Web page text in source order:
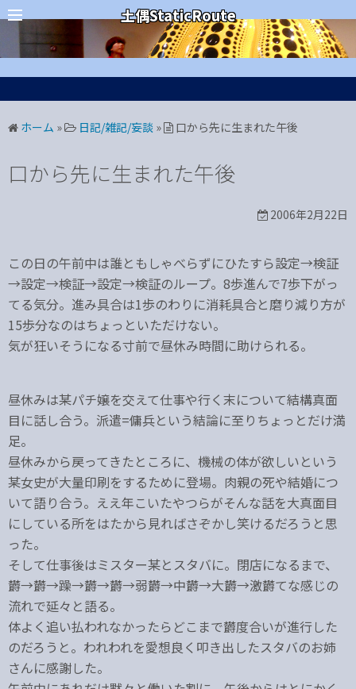
コ
ン
ス
ッ
土偶StaticRoute
カテゴリー
ホーム » 日記/雑記/妄談 » 口から先に生まれた午後
口から先に生まれた午後
2006年2月22日
この日の午前中は誰ともしゃべらずにひたすら設定→検証
→設定→検証→設定→検証のループ。8歩進んで7歩下がっ
てる気分。進み具合は1歩のわりに消耗具合と磨り減り方が
15歩分なのはちょっといただけない。
気が狂いそうになる寸前で昼休み時間に助けられる。
昼休みは某パチ嬢を交えて仕事や行く末について結構真面
目に話し合う。派遣=傭兵という結論に至りちょっとだけ満
足。
昼休みから戻ってきたところに、機械の体が欲しいという
某女史が大量印刷をするために登場。肉親の死や結婚につ
いて語り合う。ええ年こいたやつらがそんな話を大真面目
にしている所をはたから見ればさぞかし笑けるだろうと思
った。
そして仕事後はミスター某とスタバに。閉店になるまで、
欝→欝→躁→欝→欝→弱欝→中欝→大欝→激欝てな感じの
流れで延々と語る。
体よく追い払われなかったらどこまで欝度合いが進行した
のだろうと。われわれを愛想良く叩き出したスタバのお姉
さんに感謝した。